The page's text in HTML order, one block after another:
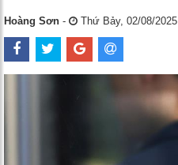
Hoàng Sơn - Thứ Bảy, 02/08/